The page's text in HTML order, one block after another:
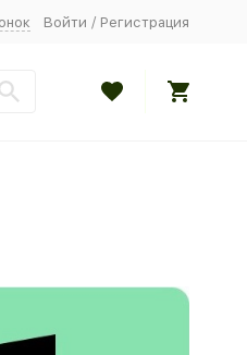
Войти / Регистрация